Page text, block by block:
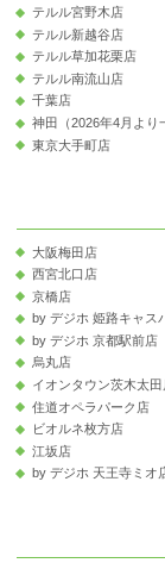
テルル宮野木店
テルル新越谷店
テルル草加花栗店
テルル南流山店
千葉店
神田（2026年4月より
東京大手町店
大阪梅田店
西宮北口店
京橋店
by デジホ 姫路キャス
by デジホ 京都駅前店
烏丸店
イオンタウン茨木太田
住道オペラパーク店
ビオルネ枚方店
江坂店
by デジホ 天王寺ミオ